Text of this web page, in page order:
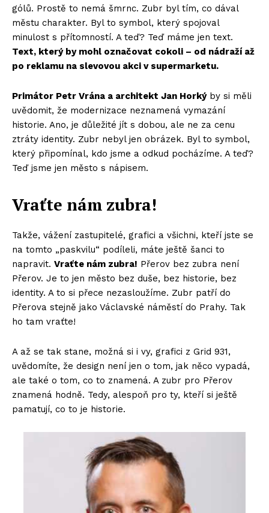
gólů. Prostě to nemá šmrnc. Zubr byl tím, co dával
městu charakter. Byl to symbol, který spojoval
minulost s přítomností. A teď? Teď máme jen text.
Text, který by mohl označovat cokoli – od nádraží až
po reklamu na slevovou akci v supermarketu.
Primátor Petr Vrána a architekt Jan Horkýby si měli
uvědomit, že modernizace neznamená vymazání
historie. Ano, je důležité jít s dobou, ale ne za cenu
ztráty identity. Zubr nebyl jen obrázek. Byl to symbol,
který připomínal, kdo jsme a odkud pocházíme. A teď?
Teď jsme jen město s nápisem.
Vraťte nám zubra!
Takže, vážení zastupitelé, grafici a všichni, kteří jste se
na tomto „paskvilu“ podíleli, máte ještě šanci to
napravit. Vraťte nám zubra! Přerov bez zubra není
Přerov. Je to jen město bez duše, bez historie, bez
identity. A to si přece nezasloužíme. Zubr patří do
Přerova stejně jako Václavské náměstí do Prahy. Tak
ho tam vraťte!
A až se tak stane, možná si i vy, grafici z Grid 931,
uvědomíte, že design není jen o tom, jak něco vypadá,
ale také o tom, co to znamená. A zubr pro Přerov
znamená hodně. Tedy, alespoň pro ty, kteří si ještě
pamatují, co to je historie.